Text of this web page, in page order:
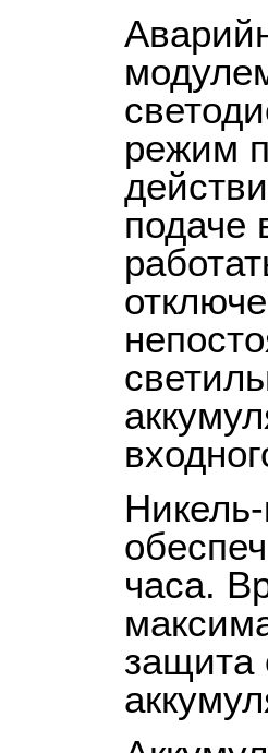
режим
подаче
часа.
защита